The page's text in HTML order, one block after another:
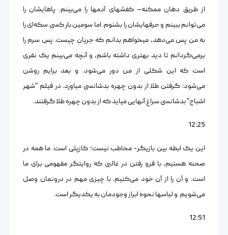
از طریق دهان ممکنه– کفشهای آدمها را می‌بینم. پاهایشان را
می‌توانم ببینم و حرفهایشان را بشنوم. اما سومین بار کسی سکه‌ای را
به من پس می‌دهد، میخواهم بدانم که جریان چیست. پس سرم را
برمی‌گردانم تا دید بهتری داشته باشم، و آنچه می‌بینم یک نفری
است که این شکلی از من دور می‌شود. و بعد برایم روشن
می‌شود: گرفتن طلا از بدون چهره بدشانسی میاورد. در فیلم “شهر
اشباح” بدشانسی سراغ آنهایی میاید که از بدون چهره طلا گرفتند.
12:25
این یک ابطه بین بازیگر- مخاطب نیست؛ کازپلی است. ما همه در
صحنه هستیم، با فرو رفتن در غالبی که روایتگر مفهومی برای ما
است. و آن را از آن خود می‌کنیم. با چیزی مهم در درونمان وصل
می‌شویم. و لباسها نحوه ابراز وجودمان به یکدیگر است.
12:51